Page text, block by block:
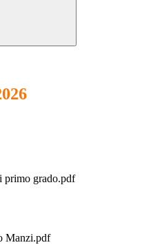
primo grado.pdf
Manzi.pdf